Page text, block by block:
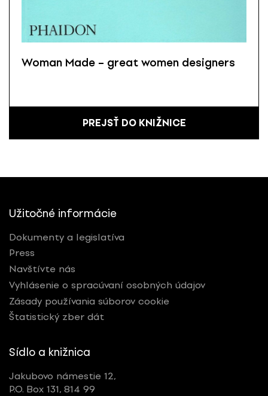
Woman Made – great women designers
PREJSŤ DO KNIŽNICE
Užitočné informácie
Dokumenty a legislatíva
Press
Navštívte nás
Vyhlásenie o spracúvaní osobných údajov
Zásady používania súborov cookie
Štatistický zber dát
Sídlo a knižnica
Jakubovo námestie 12,
P.O. Box 131, 814 99